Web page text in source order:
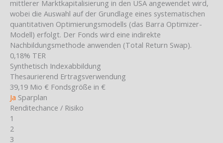
mittlerer Marktkapitalisierung in den USA angewendet wird,
wobei die Auswahl auf der Grundlage eines systematischen
quantitativen Optimierungsmodells (das Barra Optimizer-
Modell) erfolgt. Der Fonds wird eine indirekte
Nachbildungsmethode anwenden (Total Return Swap).
0,18% TER
Synthetisch Indexabbildung
Thesaurierend Ertragsverwendung
39,19 Mio € Fondsgröße in €
Ja Sparplan
Renditechance / Risiko
1
2
3